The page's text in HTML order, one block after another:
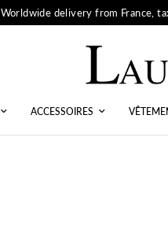
Worldwide delivery from France,
ACCESSOIRES